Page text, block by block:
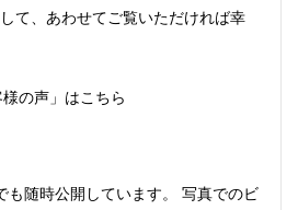
て、あわせてご覧いただければ幸
の声」はこちら
も随時公開しています。 写真でのビ